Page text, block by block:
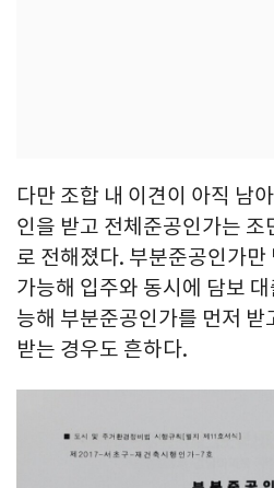
다만 조합 내 이견이 아직 남
인을 받고 전체준공인가는
로 전해졌다. 부분준공인가
가능해 입주와 동시에 담보
능해 부분준공인가를 먼저
받는 경우도 흔하다.